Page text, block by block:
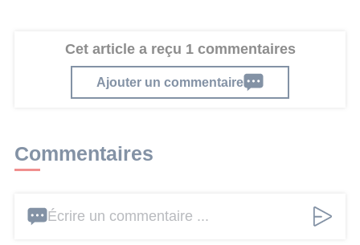
Cet article a reçu 1 commentaires
Ajouter un commentaire
Commentaires
Écrire un commentaire ...